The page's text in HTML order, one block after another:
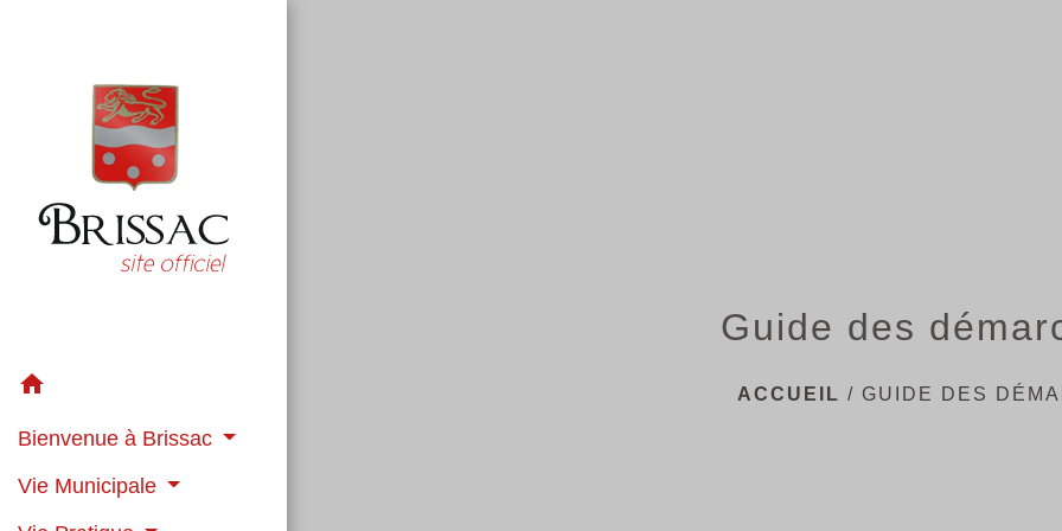
home
Bienvenue à Brissac
Vie Municipale
Guide des
ACCUEIL / GUIDE DES